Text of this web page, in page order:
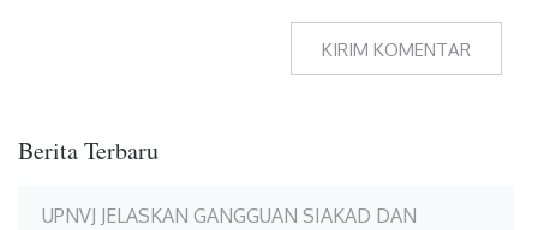
Berita Terbaru
UPNVJ JELASKAN GANGGUAN SIAKAD DAN